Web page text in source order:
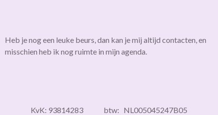
Heb je nog een leuke beurs, dan kan je mij altijd contacten, en
misschien heb ik nog ruimte in mijn agenda.
KvK: 93814283 btw: NL005045247B05